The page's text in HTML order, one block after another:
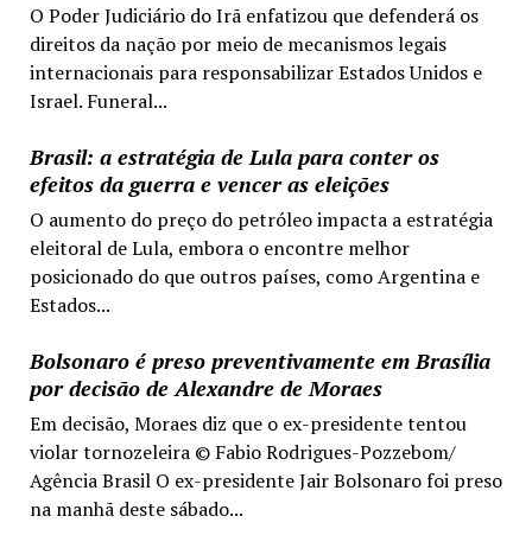
O Poder Judiciário do Irã enfatizou que defenderá os
direitos da nação por meio de mecanismos legais
internacionais para responsabilizar Estados Unidos e
Israel. Funeral...
Brasil: a estratégia de Lula para conter os
efeitos da guerra e vencer as eleições
O aumento do preço do petróleo impacta a estratégia
eleitoral de Lula, embora o encontre melhor
posicionado do que outros países, como Argentina e
Estados...
Bolsonaro é preso preventivamente em Brasília
por decisão de Alexandre de Moraes
Em decisão, Moraes diz que o ex-presidente tentou
violar tornozeleira © Fabio Rodrigues-Pozzebom/
Agência Brasil O ex-presidente Jair Bolsonaro foi preso
na manhã deste sábado...